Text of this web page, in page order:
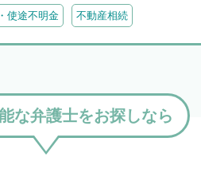
使途不明金 不動産相続
な弁護士をお探しなら